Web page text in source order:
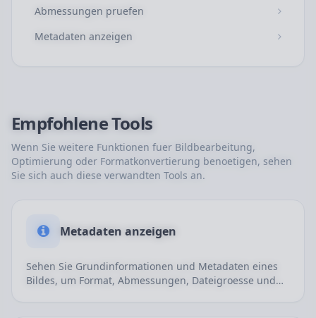
Abmessungen pruefen
Metadaten anzeigen
Empfohlene Tools
Wenn Sie weitere Funktionen fuer Bildbearbeitung,
Optimierung oder Formatkonvertierung benoetigen, sehen
Sie sich auch diese verwandten Tools an.
Metadaten anzeigen
Sehen Sie Grundinformationen und Metadaten eines
Bildes, um Format, Abmessungen, Dateigroesse und